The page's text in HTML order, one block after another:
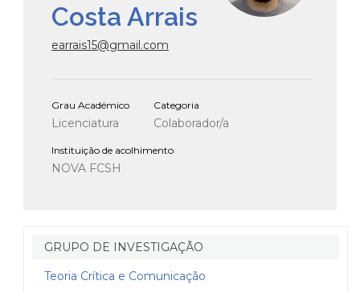
Costa Arrais
earrais15@gmail.com
Grau Académico
Licenciatura
Categoria
Colaborador/a
Instituição de acolhimento
NOVA FCSH
GRUPO DE INVESTIGAÇÃO
Teoria Crítica e Comunicação